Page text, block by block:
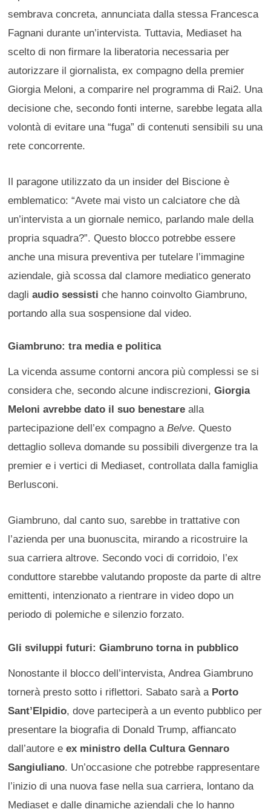
sembrava concreta, annunciata dalla stessa Francesca
Fagnani durante un’intervista. Tuttavia, Mediaset ha
scelto di non firmare la liberatoria necessaria per
autorizzare il giornalista, ex compagno della premier
Giorgia Meloni, a comparire nel programma di Rai2. Una
decisione che, secondo fonti interne, sarebbe legata alla
volontà di evitare una “fuga” di contenuti sensibili su una
rete concorrente.
Il paragone utilizzato da un insider del Biscione è
emblematico: “Avete mai visto un calciatore che dà
un’intervista a un giornale nemico, parlando male della
propria squadra?”. Questo blocco potrebbe essere
anche una misura preventiva per tutelare l’immagine
aziendale, già scossa dal clamore mediatico generato
dagliaudio sessisti che hanno coinvolto Giambruno,
portando alla sua sospensione dal video.
Giambruno: tra media e politica
La vicenda assume contorni ancora più complessi se si
considera che, secondo alcune indiscrezioni,Giorgia
Meloni avrebbe dato il suo benestare alla
partecipazione dell’ex compagno aBelve. Questo
dettaglio solleva domande su possibili divergenze tra la
premier e i vertici di Mediaset, controllata dalla famiglia
Berlusconi.
Giambruno, dal canto suo, sarebbe in trattative con
l’azienda per una buonuscita, mirando a ricostruire la
sua carriera altrove. Secondo voci di corridoio, l’ex
conduttore starebbe valutando proposte da parte di altre
emittenti, intenzionato a rientrare in video dopo un
periodo di polemiche e silenzio forzato.
Gli sviluppi futuri: Giambruno torna in pubblico
Nonostante il blocco dell’intervista, Andrea Giambruno
tornerà presto sotto i riflettori. Sabato sarà a Porto
Sant’Elpidio, dove parteciperà a un evento pubblico per
presentare la biografia di Donald Trump, affiancato
dall’autore eex ministro della Cultura Gennaro
Sangiuliano. Un’occasione che potrebbe rappresentare
l’inizio di una nuova fase nella sua carriera, lontano da
Mediaset e dalle dinamiche aziendali che lo hanno